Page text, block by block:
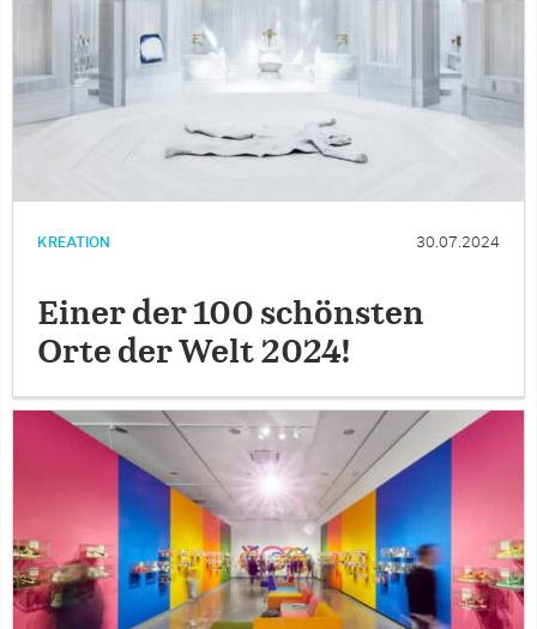
KREATION 30.07.2024
Einer der 100 schönsten
Orte der Welt 2024!